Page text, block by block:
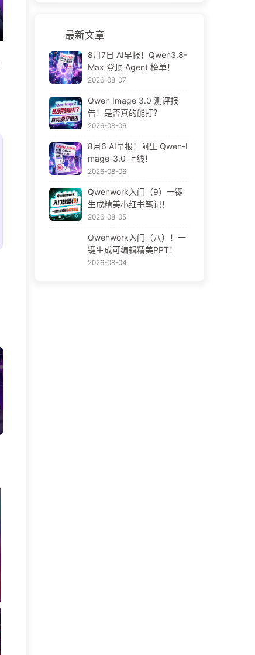
最新文章
8月7日 AI早报！Qwen3.8-
Max 登顶 Agent 榜单！
2026-08-07
Qwen Image 3.0 测评报
告！是否真的能打？
2026-08-06
8月6 AI早报！阿里 Qwen-I
mage-3.0 上线！
2026-08-06
Qwenwork入门（9）一键
生成精美小红书笔记！
2026-08-05
Qwenwork入门（八）！一
键生成可编辑精美PPT！
2026-08-04